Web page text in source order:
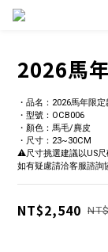
2026馬
・品名：2026馬年限
・型號：OCB006
・顏色：馬毛/麂皮
・尺寸：23~30CM
⚠️尺寸挑選建議以US尺
如有疑慮請洽客服諮詢
NT$2,540